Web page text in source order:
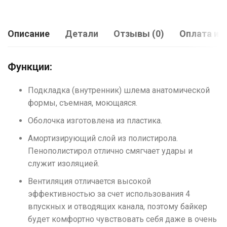
Описание Детали Отзывы (0) Оплата и
Функции:
Подкладка (внутренник) шлема анатомической
формы, съемная, моющаяся.
Оболочка изготовлена из пластика.
Амортизирующий слой из полистирола.
Пенополистирол отлично смягчает удары и
служит изоляцией.
Вентиляция отличается высокой
эффективностью за счет использования 4
впускных и отводящих канала, поэтому байкер
будет комфортно чувствовать себя даже в очень